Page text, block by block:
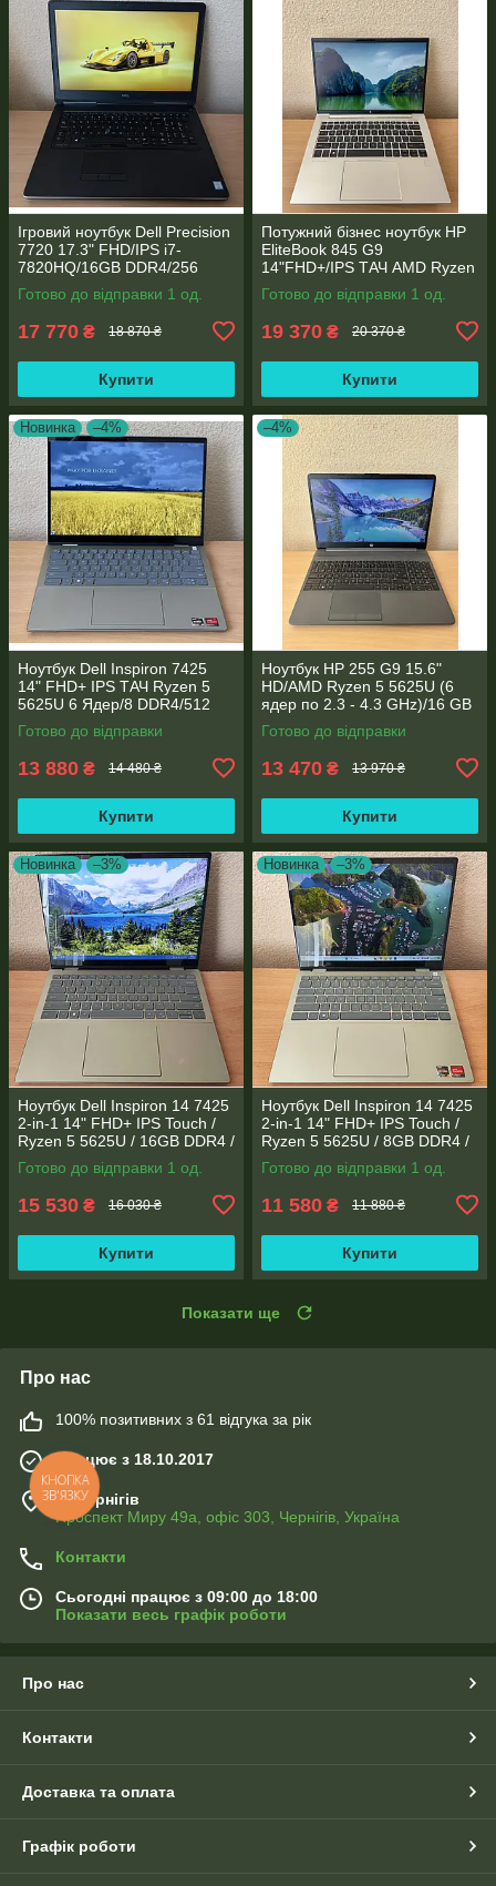
Ігровий ноутбук Dell Precision
7720 17.3" FHD/IPS i7-
7820HQ/16GB DDR4/256
SSD/NVIDIA Quadro P4000
8GB
Готово до відправки 1 од.
17 770 ₴ 18 870 ₴
Купити
Потужний бізнес ноутбук HP
EliteBook 845 G9
14"FHD+/IPS ТАЧ AMD Ryzen
5 6600U 6 ядер/16 DDR5/512
SSD NVME/AMD Radeon
Готово до відправки 1 од.
19 370 ₴ 20 370 ₴
Купити
Новинка –4%
Ноутбук Dell Inspiron 7425
14" FHD+ IPS TАЧ Ryzen 5
5625U 6 Ядер/8 DDR4/512
SSD M.2/Radeon RX Vega
7/Type-C PD
Готово до відправки
13 880 ₴ 14 480 ₴
Купити
–4%
Ноутбук HP 255 G9 15.6"
HD/AMD Ryzen 5 5625U (6
ядер по 2.3 - 4.3 GHz)/16 GB
DDR4/256GB SSD M.2/AMD
Radeon Vega 7/Web
Готово до відправки
13 470 ₴ 13 970 ₴
Купити
Новинка –3%
Ноутбук Dell Inspiron 14 7425
2-in-1 14" FHD+ IPS Touch /
Ryzen 5 5625U / 16GB DDR4 /
512GB SSD / Radeon Vega 7 /
WebCam
Готово до відправки 1 од.
15 530 ₴ 16 030 ₴
Купити
Новинка –3%
Ноутбук Dell Inspiron 14 7425
2-in-1 14" FHD+ IPS Touch /
Ryzen 5 5625U / 8GB DDR4 /
Radeon Vega 7 / WebCam
Готово до відправки 1 од.
11 580 ₴ 11 880 ₴
Купити
Показати ще
Про нас
100% позитивних з 61 відгука за рік
Працює з 18.10.2017
м. Чернігів
Проспект Миру 49а, офіс 303, Чернігів, Україна
Контакти
Сьогодні працює з 09:00 до 18:00
Показати весь графік роботи
Про нас
Контакти
Доставка та оплата
Графік роботи
КНОПКА
ЗВ'ЯЗКУ